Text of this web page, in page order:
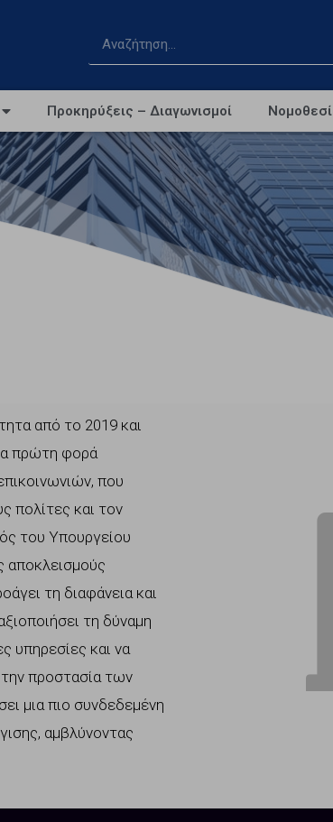
Προκηρύξεις – Διαγωνισμοί
από το 2019 και
πρώτη φορά
που
πολίτες και τον
του Υπουργείου
αποκλεισμούς
τη διαφάνεια και
τη δύναμη
υπηρεσίες και να
την προστασία των
μια πιο συνδεδεμένη
αμβλύνοντας